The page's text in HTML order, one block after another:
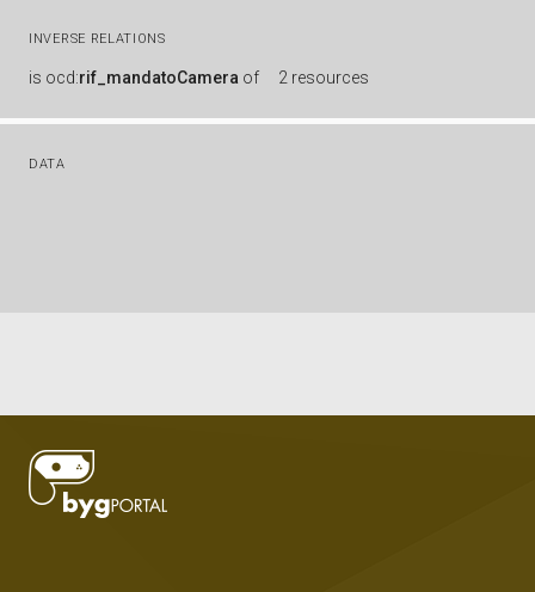
INVERSE RELATIONS
is ocd:rif_mandatoCamera of 2 resources
DATA